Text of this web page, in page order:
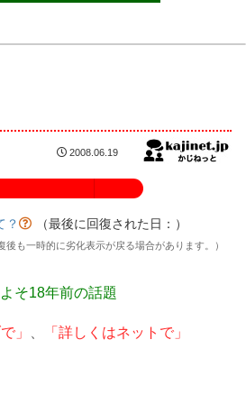
2008.06.19
？ （最後に回復された日： ）
後も一時的に劣化表示が戻る場合があります。）
そ18年前の話題
」 「詳しくはネットで」